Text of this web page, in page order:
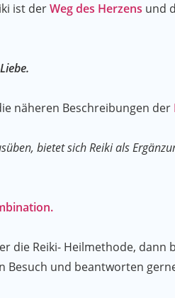
ist derWeg des Herzens und
näheren Beschreibungen der
bietet sich Reiki als
die Reiki- Heilmethode, dann
Besuch und beantworten